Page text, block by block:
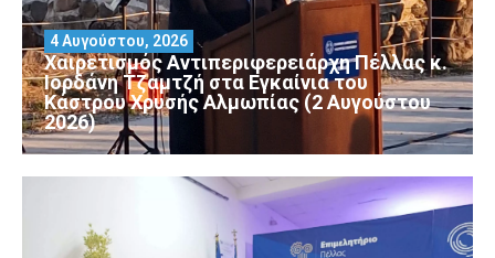
Χαιρετισμός Αντιπεριφερειάρχη Πέλλας κ.
Ιορδάνη Τζαμτζή στα Εγκαίνια του
Κάστρου Χρυσής Αλμωπίας (2 Αυγούστου
2026)
4 Αυγούστου, 2026